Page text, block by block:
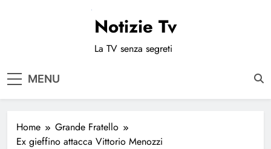
Notizie Tv
La TV senza segreti
MENU
Home
Grande Fratello
Ex gieffino attacca Vittorio Menozzi